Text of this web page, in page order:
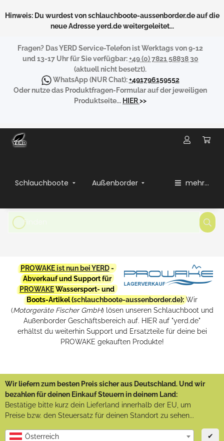
Hinweis: Du wurdest von schlauchboote-aussenborder.de auf die
neue Adresse yerd.de weitergeleitet...
Fragen? Das YERD Service-Telefon ist Werktags von 9-12
und 13-17 Uhr für Sie verfügbar:+49 (0) 7821 58838 30
(aktuell nicht besetzt).
WhatsApp(NUR Chat):+491796159552
Oder nutze das Produktfragen-Formular auf der jeweiligen
Produktseite... HIER>>
Schlauchboote Außenborder mehr...
PROWAKE ist nun bei YERD-
Abverkauf und Support für
PROWAKEWassersport- und
Boots-Artikel (schlauchboote-aussenborder.de): Wir
(Motorgeräte Fischer GmbH) lösen unseren Schlauchboot und
Außenborder Geschäftsbereich auf. HIER auf "yerd.de"
erhältst du weiterhin Support und Ersatzteile für deine bei
PROWAKE gekauften Produkte!
Wir liefern zum besten Preis sicher aus Deutschland. Und wir
bezahlen für deinen Einkauf Steuern in deinem Land:
Bestätige bitte kurz dein Lieferland innerhalb der EU, um
Preise bzw. den Steuersatz für deinen Standort zu sehen...
Österreich ✔